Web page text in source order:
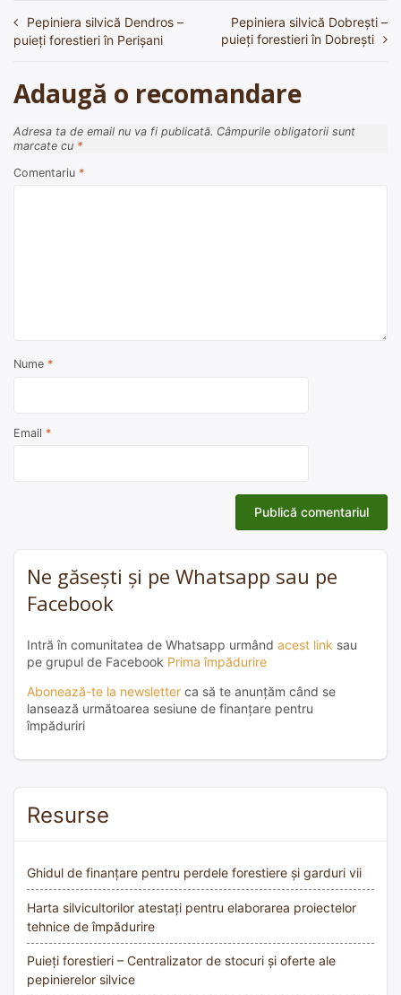
Navigare
articole
Pepiniera silvică Dendros –
puieți forestieri în Perişani
Pepiniera silvică Dobreşti –
puieți forestieri în Dobreşti
Adaugă o recomandare
Adresa ta de email nu va fi publicată. Câmpurile obligatorii sunt
marcate cu *
Comentariu *
Nume *
Email *
Ne găsești și pe Whatsapp sau pe
Facebook
Intră în comunitatea de Whatsapp urmând acest link sau
pe grupul de Facebook Prima împădurire
Abonează-te la newsletter ca să te anunțăm când se
lansează următoarea sesiune de finanțare pentru
împăduriri
Resurse
Ghidul de finanțare pentru perdele forestiere și garduri vii
Harta silvicultorilor atestați pentru elaborarea proiectelor
tehnice de împădurire
Puieți forestieri – Centralizator de stocuri și oferte ale
pepinierelor silvice